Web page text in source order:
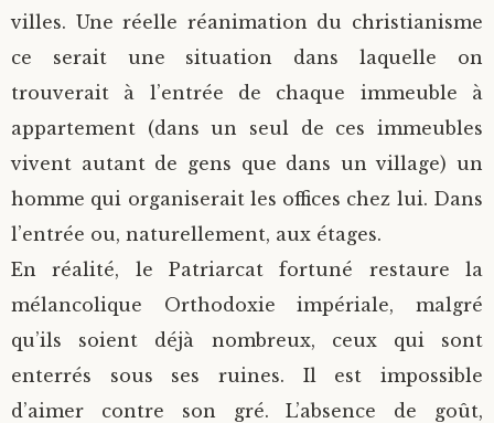
villes. Une réelle réanimation du christianisme
ce serait une situation dans laquelle on
trouverait à l’entrée de chaque immeuble à
appartement (dans un seul de ces immeubles
vivent autant de gens que dans un village) un
homme qui organiserait les offices chez lui. Dans
l’entrée ou, naturellement, aux étages.
En réalité, le Patriarcat fortuné restaure la
mélancolique Orthodoxie impériale, malgré
qu’ils soient déjà nombreux, ceux qui sont
enterrés sous ses ruines. Il est impossible
d’aimer contre son gré. L’absence de goût,